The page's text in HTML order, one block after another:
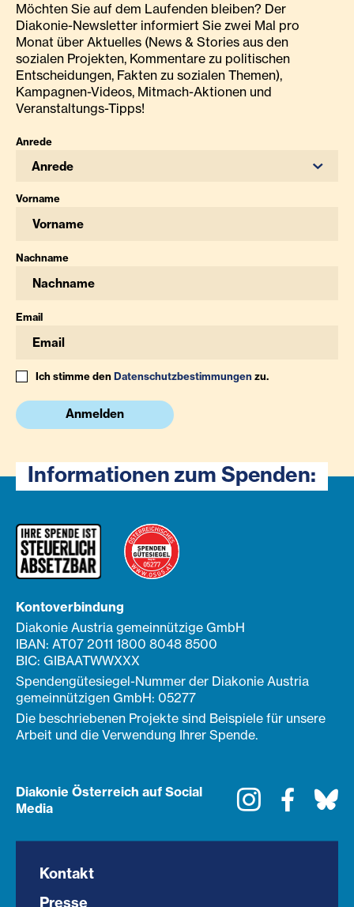
Möchten Sie auf dem Laufenden bleiben? Der
Diakonie-Newsletter informiert Sie zwei Mal pro
Monat über Aktuelles (News & Stories aus den
sozialen Projekten, Kommentare zu politischen
Entscheidungen, Fakten zu sozialen Themen),
Kampagnen-Videos, Mitmach-Aktionen und
Veranstaltungs-Tipps!
Anrede
Anrede
Vorname
Nachname
Email
Ich stimme denDatenschutzbestimmungenzu.
Anmelden
Informationen zum Spenden:
Kontoverbindung
Diakonie Austria gemeinnützige GmbH
IBAN: AT07 2011 1800 8048 8500
BIC: GIBAATWWXXX
Spendengütesiegel-Nummer der Diakonie Austria
gemeinnützigen GmbH: 05277
Die beschriebenen Projekte sind Beispiele für unsere
Arbeit und die Verwendung Ihrer Spende.
Diakonie Österreich auf Social
Media
Instagram
Kontakt
Presse